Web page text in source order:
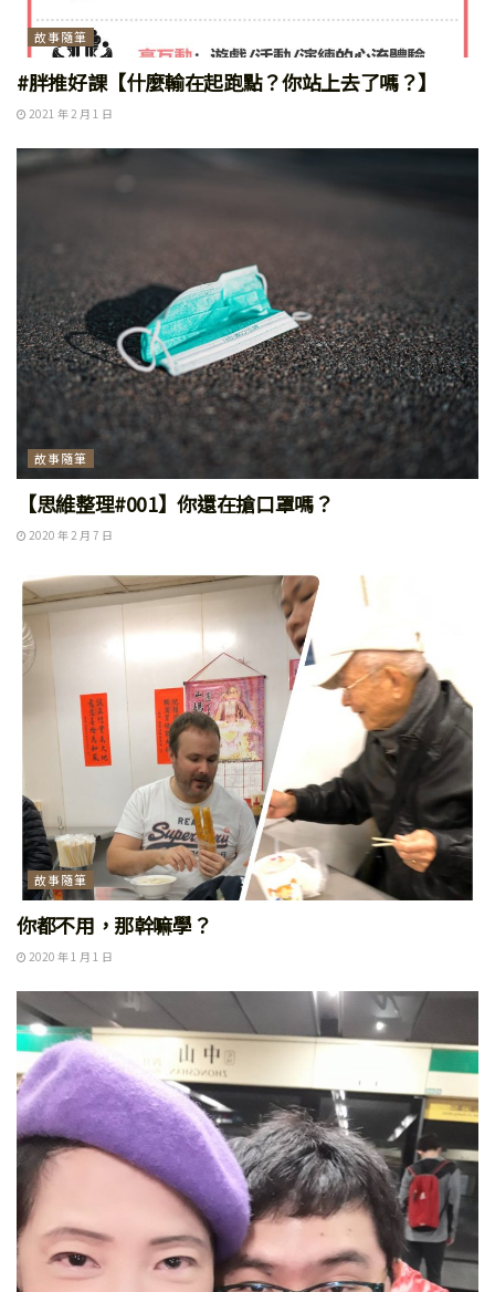
故事隨筆
#胖推好課【什麼輸在起跑點？你站上去了嗎？】
2021 年 2 月 1 日
故事隨筆
【思維整理#001】你還在搶口罩嗎？
2020 年 2 月 7 日
故事隨筆
你都不用，那幹嘛學？
2020 年 1 月 1 日